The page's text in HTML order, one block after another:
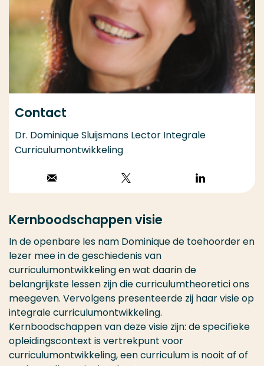
Contact
Dr. Dominique Sluijsmans Lector Integrale
Curriculumontwikkeling
Stuur een email
LinkedIn
Kernboodschappen visie
In de openbare les nam Dominique de toehoorder en
lezer mee in de geschiedenis van
curriculumontwikkeling en wat daarin de
belangrijkste lessen zijn die curriculumtheoretici ons
meegeven. Vervolgens presenteerde zij haar visie op
integrale curriculumontwikkeling.
Kernboodschappen van deze visie zijn: de specifieke
opleidingscontext is vertrekpunt voor
curriculumontwikkeling, een curriculum is nooit af of